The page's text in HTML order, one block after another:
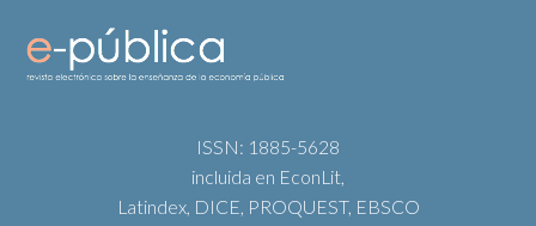
ISSN: 1885-5628
incluida en EconLit,
Latindex, DICE, PROQUEST, EBSCO